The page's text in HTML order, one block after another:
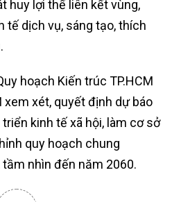
huy lợi thế liên kết vùng,
tế dịch vụ, sáng tạo, thích
hoạch Kiến trúc TP.HCM
xem xét, quyết định dự báo
kinh tế xã hội, làm cơ sở
quy hoạch chung
tầm nhìn đến năm 2060.